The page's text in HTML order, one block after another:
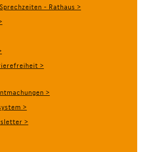
- Rathaus >
>
>
>
>